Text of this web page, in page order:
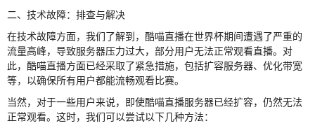
二、技术故障：排查与解决
在技术故障方面，我们了解到，酷喵直播在世界杯期间遭遇了严重的
流量高峰，导致服务器压力过大，部分用户无法正常观看直播。对
此，酷喵直播方面已经采取了紧急措施，包括扩容服务器、优化带宽
等，以确保所有用户都能流畅观看比赛。
当然，对于一些用户来说，即使酷喵直播服务器已经扩容，仍然无法
正常观看。这时，我们可以尝试以下几种方法：